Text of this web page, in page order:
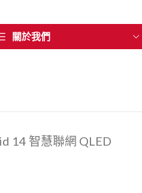
關於我們
14 智慧聯網 QLED